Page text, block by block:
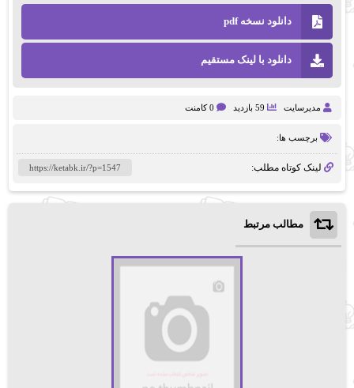
دانلود نسخه pdf
دانلود با لینک مستقیم
مدیرسایت 59 بازدید 0 کامنت
برچسب ها:
لینک کوتاه مطلب:
مطالب مرتبط